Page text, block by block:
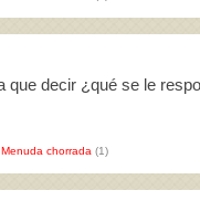
que decir ¿qué se le
Menuda chorrada (1)